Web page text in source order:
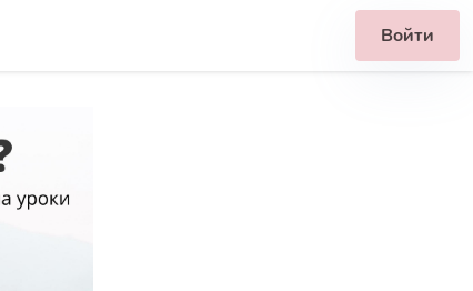
Войти